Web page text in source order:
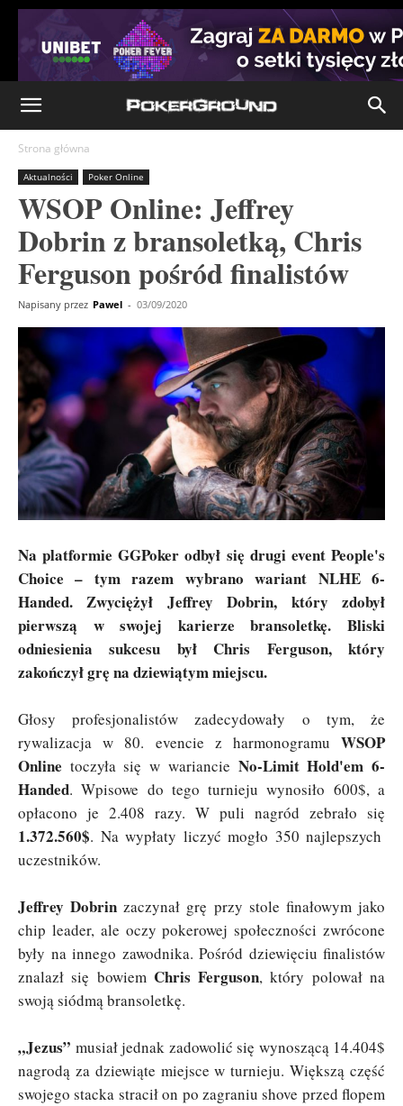
Strona główna
Aktualności Poker Online
WSOP Online: Jeffrey
Dobrin z bransoletką, Chris
Ferguson pośród finalistów
Napisany przez Pawel - 03/09/2020
Na platformie GGPoker odbył się drugi event People's
Choice – tym razem wybrano wariant NLHE 6-
Handed. Zwyciężył Jeffrey Dobrin, który zdobył
pierwszą w swojej karierze bransoletkę. Bliski
odniesienia sukcesu był Chris Ferguson, który
zakończył grę na dziewiątym miejscu.
Głosy profesjonalistów zadecydowały o tym, że
rywalizacja w 80. evencie z harmonogramu WSOP
Online toczyła się w wariancie No-Limit Hold'em 6-
Handed. Wpisowe do tego turnieju wynosiło 600$, a
opłacono je 2.408 razy. W puli nagród zebrało się
1.372.560$. Na wypłaty liczyć mogło 350 najlepszych
uczestników.
Jeffrey Dobrin zaczynał grę przy stole finałowym jako
chip leader, ale oczy pokerowej społeczności zwrócone
były na innego zawodnika. Pośród dziewięciu finalistów
znalazł się bowiemChris Ferguson, który polował na
swoją siódmą bransoletkę.
„Jezus” musiał jednak zadowolić się wynoszącą 14.404$
nagrodą za dziewiąte miejsce w turnieju. Większą część
swojego stacka stracił on po zagraniu shove przed flopem